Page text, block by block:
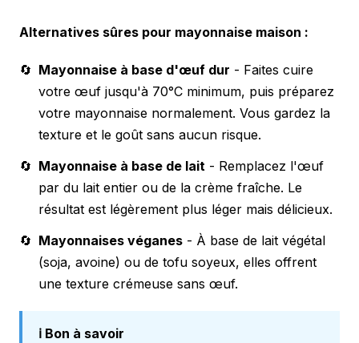
Alternatives sûres pour mayonnaise maison :
🔄 Mayonnaise à base d'œuf dur - Faites cuire
votre œuf jusqu'à 70°C minimum, puis préparez
votre mayonnaise normalement. Vous gardez la
texture et le goût sans aucun risque.
🔄 Mayonnaise à base de lait - Remplacez l'œuf
par du lait entier ou de la crème fraîche. Le
résultat est légèrement plus léger mais délicieux.
🔄 Mayonnaises véganes - À base de lait végétal
(soja, avoine) ou de tofu soyeux, elles offrent
une texture crémeuse sans œuf.
ℹ️ Bon à savoir